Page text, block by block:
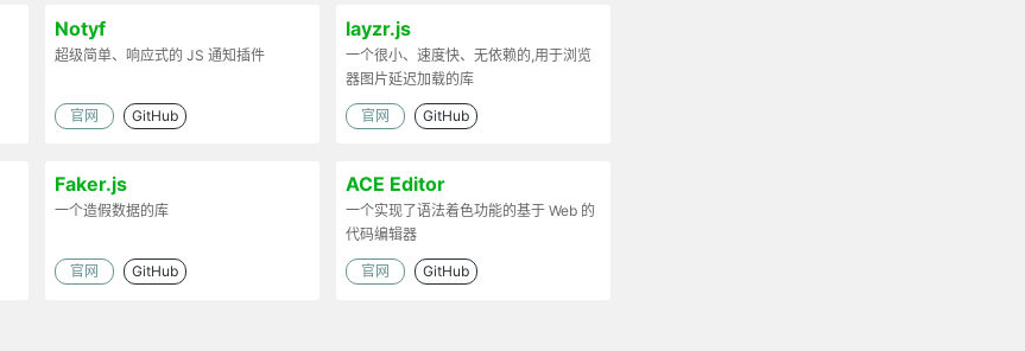
Notyf
超级简单、响应式的 JS 通知插件
官网 GitHub
layzr.js
一个很小、速度快、无依赖的,用于浏览
器图片延迟加载的库
官网 GitHub
Faker.js
一个造假数据的库
官网 GitHub
ACE Editor
一个实现了语法着色功能的基于 Web 的
代码编辑器
官网 GitHub